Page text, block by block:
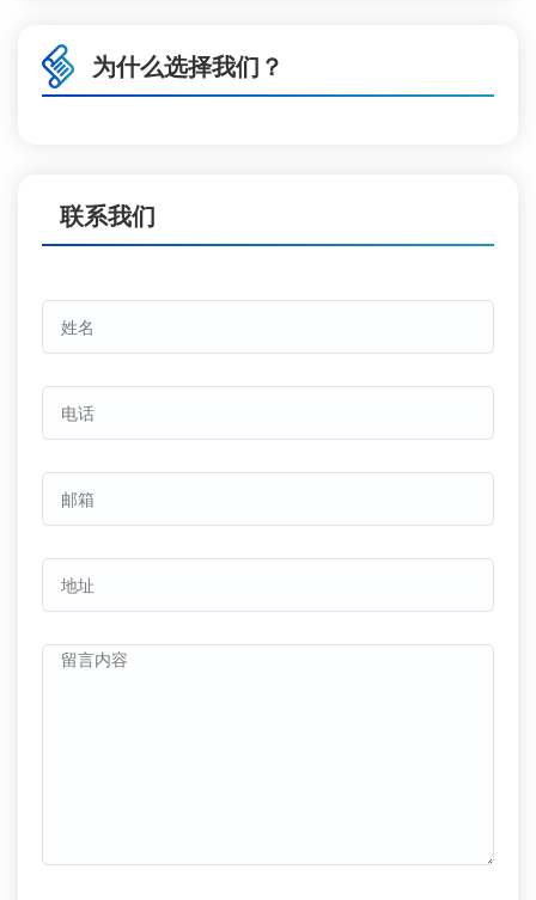
为什么选择我们？
联系我们